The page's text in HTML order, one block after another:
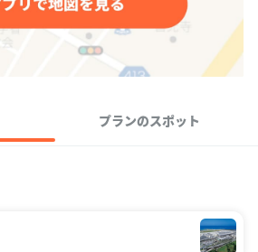
プランのスポット